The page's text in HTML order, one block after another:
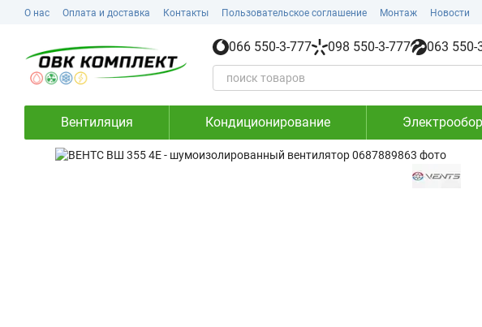
Перейти к основному контенту
О нас Оплата и доставка Контакты Пользовательское соглашение Монтаж Новости
066 550-3-777 098 550-3-777 063 550-
Вентиляция Кондиционирование